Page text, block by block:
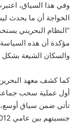
وفي هذا السياق،
الخواجة أن ما يحدث
“النظام البحريني
مؤكدة أن هذه
والسكان الشيعة
كما كشف معهد
أول عملية سحب